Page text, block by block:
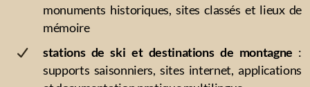
monuments historiques, sites classés et lieux de
mémoire
stations de ski et destinations de montagne :
supports saisonniers, sites internet, applications